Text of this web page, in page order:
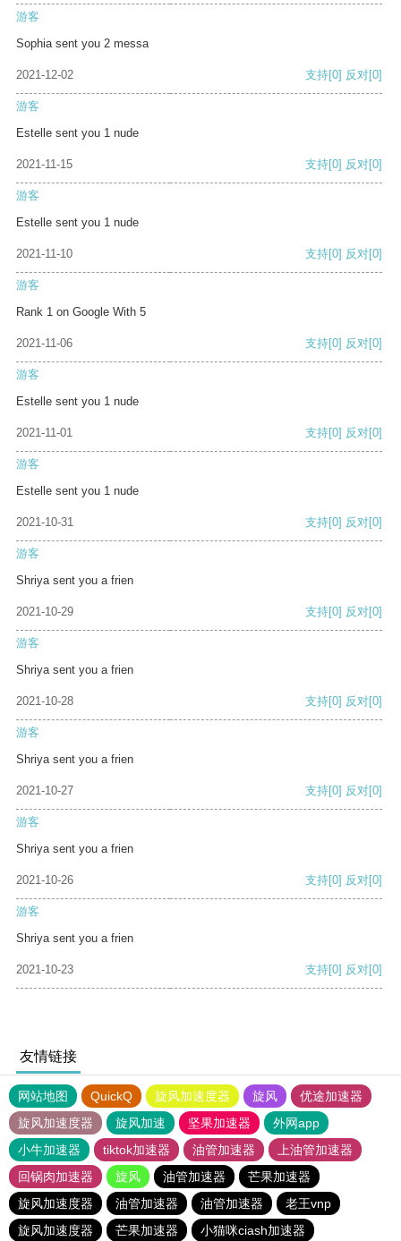
游客
Sophia sent you 2 messa
2021-12-02 支持[0] 反对[0]
游客
Estelle sent you 1 nude
2021-11-15 支持[0] 反对[0]
游客
Estelle sent you 1 nude
2021-11-10 支持[0] 反对[0]
游客
Rank 1 on Google With 5
2021-11-06 支持[0] 反对[0]
游客
Estelle sent you 1 nude
2021-11-01 支持[0] 反对[0]
游客
Estelle sent you 1 nude
2021-10-31 支持[0] 反对[0]
游客
Shriya sent you a frien
2021-10-29 支持[0] 反对[0]
游客
Shriya sent you a frien
2021-10-28 支持[0] 反对[0]
游客
Shriya sent you a frien
2021-10-27 支持[0] 反对[0]
游客
Shriya sent you a frien
2021-10-26 支持[0] 反对[0]
游客
Shriya sent you a frien
2021-10-23 支持[0] 反对[0]
友情链接
网站地图 QuickQ 旋风加速度器 旋风
优途加速器
旋风加速度器
旋风加速 坚果加速器
外网app
小牛加速器
tiktok加速器 油管加速器
上油管加速器
回锅肉加速器
旋风 油管加速器
芒果加速器
旋风加速度器
油管加速器 油管加速器
老王vnp
旋风加速度器
芒果加速器 小猫咪ciash加速器